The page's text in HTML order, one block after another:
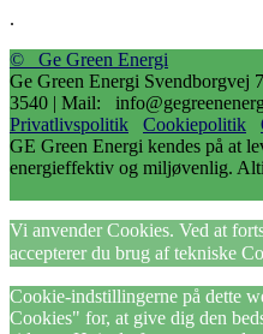
.
© Ge Green Energi
Ge Green Energi
Privatlivspolitik
Cookiepolitik
GE Green Energi kendes på at
energieffektiv og miljøvenlig.
Vi anvender Cookies. Ved at
accepterer du brug af tekniske
Cookie-indstillingerne på dette
Cookies" for, at give dig den